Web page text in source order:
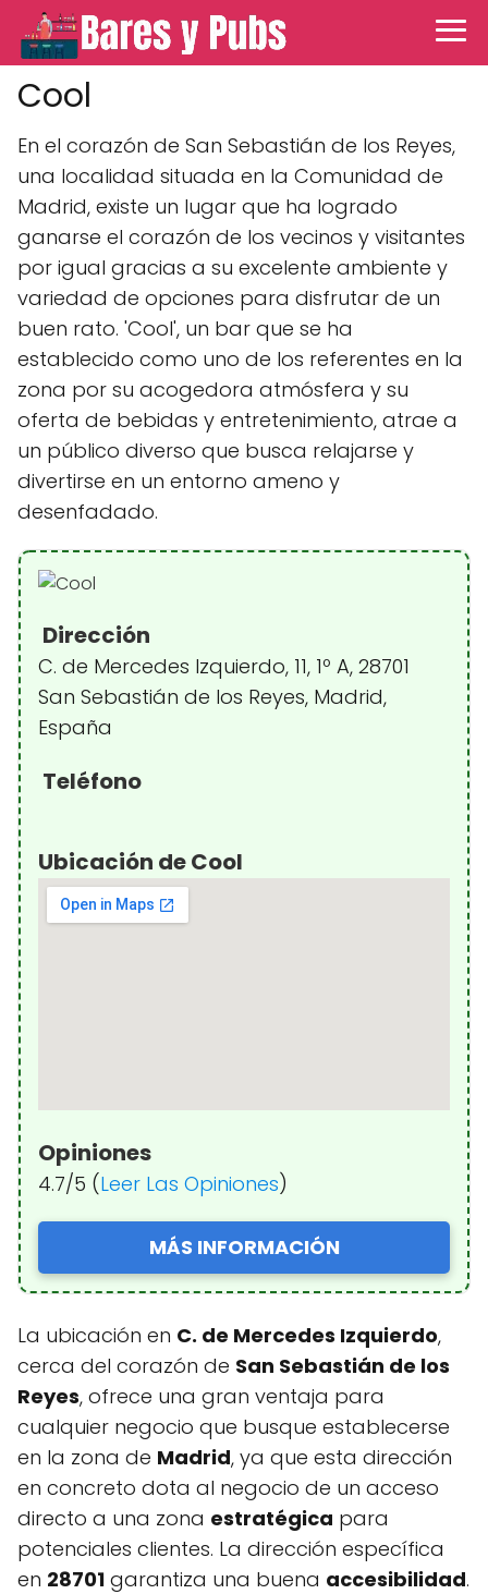
Cool
En el corazón de San Sebastián de los Reyes,
una localidad situada en la Comunidad de
Madrid, existe un lugar que ha logrado
ganarse el corazón de los vecinos y visitantes
por igual gracias a su excelente ambiente y
variedad de opciones para disfrutar de un
buen rato. 'Cool', un bar que se ha
establecido como uno de los referentes en la
zona por su acogedora atmósfera y su
oferta de bebidas y entretenimiento, atrae a
un público diverso que busca relajarse y
divertirse en un entorno ameno y
desenfadado.
Dirección
C. de Mercedes Izquierdo, 11, 1º A, 28701
San Sebastián de los Reyes, Madrid,
España
Teléfono
Ubicación de Cool
Opiniones
4.7/5 (Leer Las Opiniones)
MÁS INFORMACIÓN
La ubicación en C. de Mercedes Izquierdo,
cerca del corazón de San Sebastián de los
Reyes, ofrece una gran ventaja para
cualquier negocio que busque establecerse
en la zona de Madrid, ya que esta dirección
en concreto dota al negocio de un acceso
directo a una zona estratégica para
potenciales clientes. La dirección específica
en 28701 garantiza una buena accesibilidad.